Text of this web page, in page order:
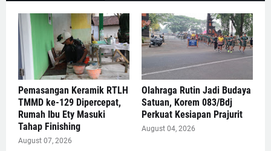
Pemasangan Keramik RTLH
TMMD ke-129 Dipercepat,
Rumah Ibu Ety Masuki
Tahap Finishing
August 07, 2026
Olahraga Rutin Jadi Budaya
Satuan, Korem 083/Bdj
Perkuat Kesiapan Prajurit
August 04, 2026